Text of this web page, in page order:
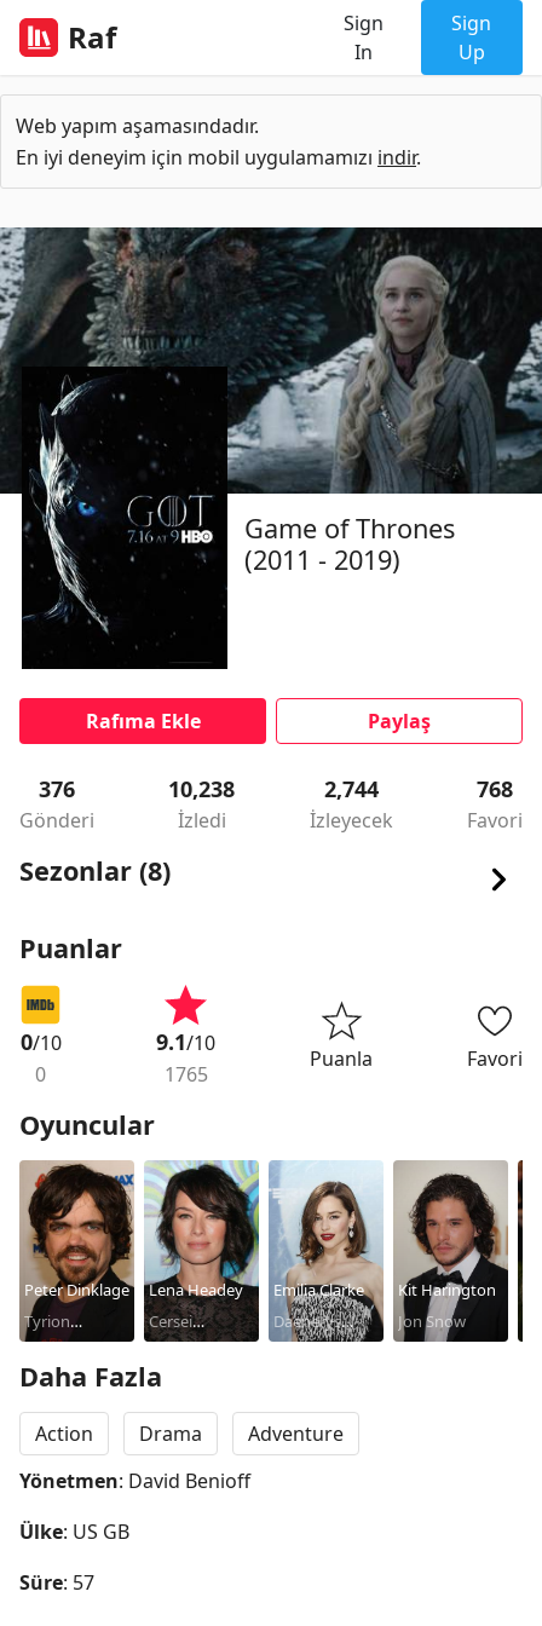
Raf
Sign
In
Sign
Up
Web yapım aşamasındadır.
En iyi deneyim için mobil uygulamamızı indir.
Game of Thrones
(2011 - 2019)
Rafıma Ekle Paylaş
376
Gönderi
10,238
İzledi
2,744
İzleyecek
768
Favori
Sezonlar (8)
Puanlar
0/10
0
9.1/10
1765
Puanla Favori
Oyuncular
Peter Dinklage
Tyrion
Lena Headey
Cersei
Emilia Clarke
Daenerys
Kit Harington
Jon Snow
Daha Fazla
Action Drama
Adventure
Yönetmen: David Benioff
Ülke: US GB
Süre: 57